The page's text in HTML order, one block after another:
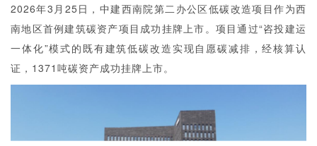
头条资讯
业 界
机 构
人 物
2026年3月25日，中建西南院第二办公区低碳改造项目作为西
南地区首例建筑碳资产项目成功挂牌上市。项目通过“咨投建运
一体化”模式的既有建筑低碳改造实现自愿碳减排，经核算认
证，1371吨碳资产成功挂牌上市。